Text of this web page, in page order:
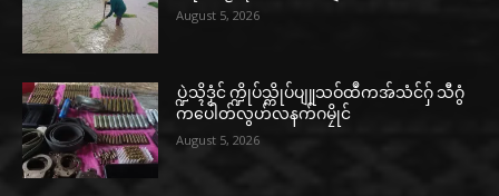
August 5, 2026
ပ္ဍဲသ္ၚိဒၟံင် က္ဍိုပ်သ္ကိုပ်ပျူသဝ်ထဳကအ်သံင်ဂှ် သီဂွံ
ကပေါတ်လွဟ်လနက်ဂမၠိုင်
August 5, 2026